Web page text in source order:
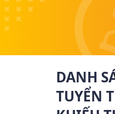
DANH
TUYỂN